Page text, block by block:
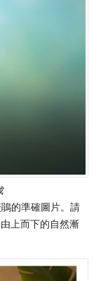
的準確圖片。請
上而下的自然漸